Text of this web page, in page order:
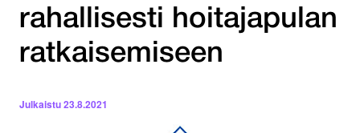
rahallisesti hoitajapulan
ratkaisemiseen
Julkaistu23.8.2021